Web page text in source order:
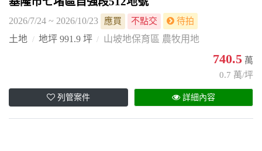
2026/7/24 ~ 2026/10/23 應買 不點交 待拍
土地 地坪 991.9 坪 山坡地保育區 農牧用地
740.5 萬
0.7 萬/坪
列管案件 詳細內容